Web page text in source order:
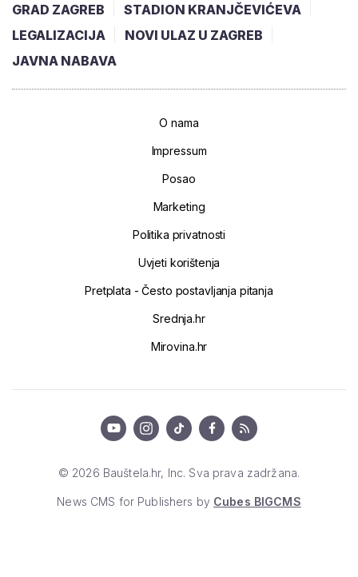
GRAD ZAGREB
STADION KRANJČEVIĆEVA
LEGALIZACIJA
NOVI ULAZ U ZAGREB
JAVNA NABAVA
O nama
Impressum
Posao
Marketing
Politika privatnosti
Uvjeti korištenja
Pretplata - Često postavljanja pitanja
Srednja.hr
Mirovina.hr
© 2026 Bauštela.hr, Inc. Sva prava zadržana.
News CMS for Publishers by Cubes BIGCMS